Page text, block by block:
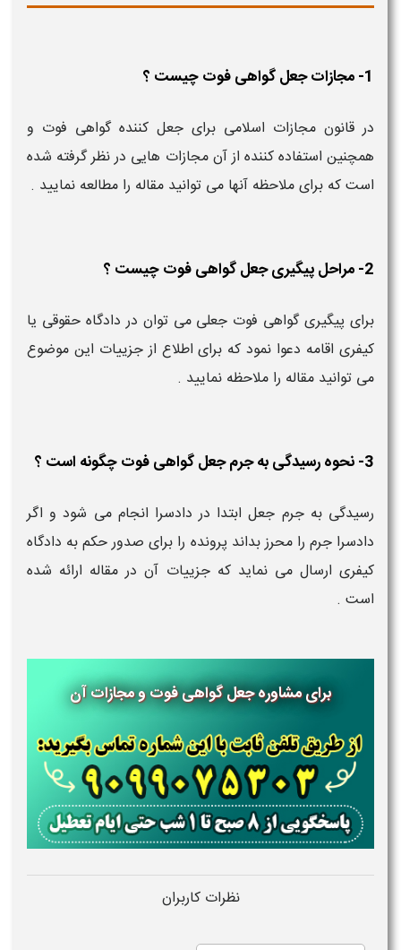
1- مجازات جعل گواهی فوت چیست ؟
در قانون مجازات اسلامی برای جعل کننده گواهی فوت و
همچنین استفاده کننده از آن مجازات هایی در نظر گرفته شده
است که برای ملاحظه آنها می توانید مقاله را مطالعه نمایید .
2- مراحل پیگیری جعل گواهی فوت چیست ؟
برای پیگیری گواهی فوت جعلی می توان در دادگاه حقوقی یا
کیفری اقامه دعوا نمود که برای اطلاع از جزییات این موضوع
می توانید مقاله را ملاحظه نمایید .
3- نحوه رسیدگی به جرم جعل گواهی فوت چگونه است ؟
رسیدگی به جرم جعل ابتدا در دادسرا انجام می شود و اگر
دادسرا جرم را محرز بداند پرونده را برای صدور حکم به دادگاه
کیفری ارسال می نماید که جزییات آن در مقاله ارائه شده
است .
برای مشاوره جعل گواهی فوت و مجازات آن
نظرات کاربران